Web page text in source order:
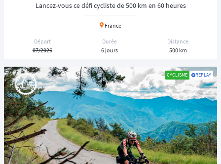
Lancez-vous ce défi cycliste de 500 km en 60 heures
France
Départ
07/2026
Durée
6 jours
Distance
500 km
CYCLISME REPLAY